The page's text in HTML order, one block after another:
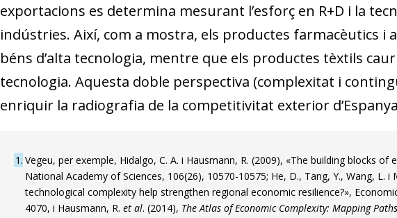
exporta­cions es determina mesurant l’esforç en R+D i la
indústries. Així, com a mostra, els productes farmacèutics i
béns d’alta tecnologia, mentre que els productes tèxtils
tecnologia. Aquesta doble perspectiva (complexitat i
enriquir la radiografia de la competitivitat exterior
1 Vegeu, per exemple, Hidalgo, C. A. i Hausmann, R. (2009), «The building blocks
National Academy of Sciences, 106(26), 10570-10575; He, D., Tang, Y., Wang, L. i
technological complexity help strengthen regional economic resilience?»,
4070, i Hausmann, R. et al. (2014), The Atlas of Economic Complexity: Mapping